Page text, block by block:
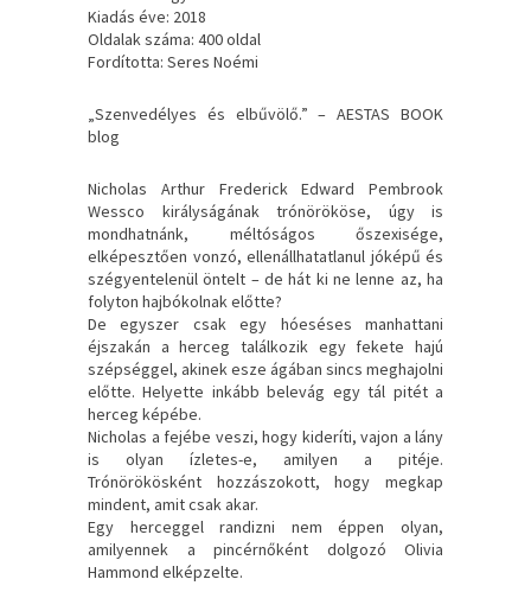
Kiadás éve: 2018
Oldalak száma: 400 oldal
Fordította: Seres Noémi
„Szenvedélyes ​és elbűvölő.” – AESTAS BOOK
blog
Nicholas Arthur Frederick Edward Pembrook
Wessco királyságának trónörököse, úgy is
mondhatnánk, méltóságos őszexisége,
elképesztően vonzó, ellenállhatatlanul jóképű és
szégyentelenül öntelt – de hát ki ne lenne az, ha
folyton hajbókolnak előtte?
De egyszer csak egy hóeséses manhattani
éjszakán a herceg találkozik egy fekete hajú
szépséggel, akinek esze ágában sincs meghajolni
előtte. Helyette inkább belevág egy tál pitét a
herceg képébe.
Nicholas a fejébe veszi, hogy kideríti, vajon a lány
is olyan ízletes-e, amilyen a pitéje.
Trónörökösként hozzászokott, hogy megkap
mindent, amit csak akar.
Egy herceggel randizni nem éppen olyan,
amilyennek a pincérnőként dolgozó Olivia
Hammond elképzelte.